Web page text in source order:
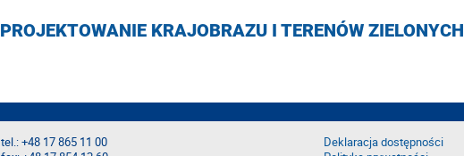
PROJEKTOWANIE KRAJOBRAZU I TERENÓW ZIELONYCH
tel.: +48 17 865 11 00
Deklaracja dostępności